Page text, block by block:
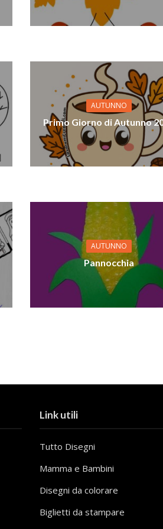
AUTUNNO
Primo Giorno di Autunno
AUTUNNO
Pannocchia
Link utili
Tutto Disegni
Mamma e Bambini
Disegni da colorare
Biglietti da stampare